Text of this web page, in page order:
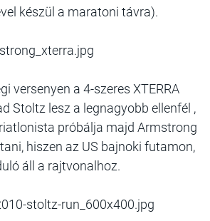
készül a maratoni távra).
versenyen a 4-szeres XTERRA
Stoltz lesz a legnagyobb ellenfél ,
próbálja majd Armstrong
hiszen az US bajnoki futamon,
áll a rajtvonalhoz.
stoltz-run_600x400.jpg